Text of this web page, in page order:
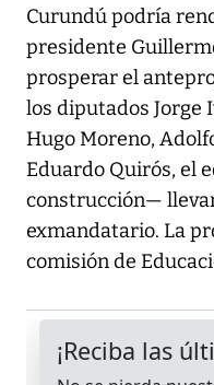
Curundú podría
presidente
prosperar el
los diputados Jorge
Hugo Moreno,
Eduardo Quirós, el
construcción—
exmandatario. La
comisión de